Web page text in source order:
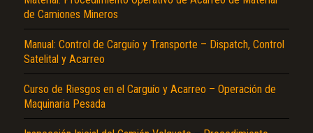
de Camiones Mineros
Manual: Control de Carguío y Transporte – Dispatch, Control
Satelital y Acarreo
Curso de Riesgos en el Carguío y Acarreo – Operación de
Maquinaria Pesada
El Título es incorrecto según el contenido.